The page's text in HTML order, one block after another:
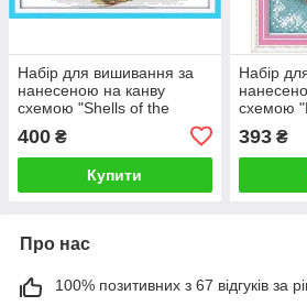
Набір для вишивання за
нанесеною на канву
схемою "Shells of the
printed,22*16см
400 ₴
Купити
Набір
схемою
393₴
Про нас
100% позитивних з 67 відгуків за